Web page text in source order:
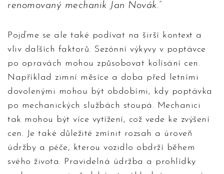
renomovaný mechanik Jan Novák.
Pojďme se ale také podívat na širší kontext a
vliv dalších faktorů. Sezónní výkyvy v poptávce
po opravách mohou způsobovat kolísání cen.
Například zimní měsíce a doba před letními
dovolenými mohou být obdobími, kdy poptávka
po mechanických službách stoupá. Mechanici
tak mohou být více vytížení, což vede ke zvýšení
cen. Je také důležité zmínit rozsah a úroveň
údržby a péče, kterou vozidlo obdrží během
svého života. Pravidelná údržba a prohlídky